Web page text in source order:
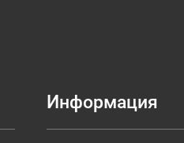
Информация